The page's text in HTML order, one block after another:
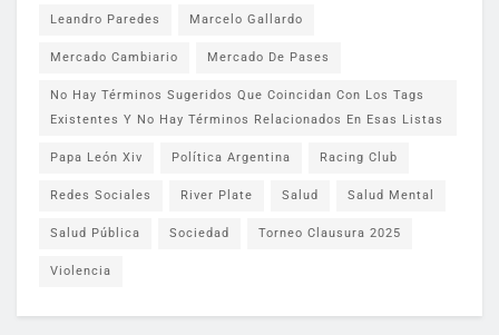
Leandro Paredes Marcelo Gallardo
Mercado Cambiario Mercado De Pases
No Hay Términos Sugeridos Que Coincidan Con Los Tags
Existentes Y No Hay Términos Relacionados En Esas Listas
Papa León Xiv Política Argentina Racing Club
Redes Sociales River Plate Salud Salud Mental
Salud Pública Sociedad Torneo Clausura 2025
Violencia